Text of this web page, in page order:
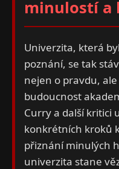
minulostí a
Univerzita, která
poznání, se tak
nejen o pravdu,
budoucnost
Curry a další kritici
konkrétních kroků
přiznání minulých
univerzita stane